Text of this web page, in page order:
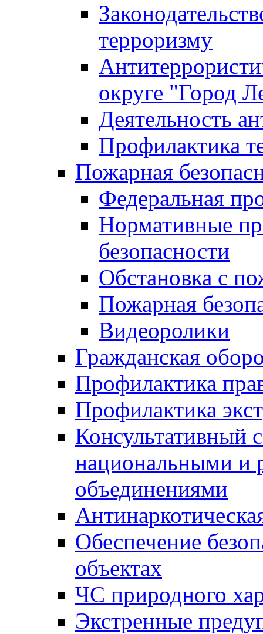
терроризму
округе "Город
Деятельность
Профилактика
Пожарная
Федеральная
Нормативные
безопасности
Обстановка с
Пожарная
Видеоролики
Гражданская
Профилактика
Профилактика
Консультативный
национальными и
объединениями
Обеспечение
объектах
ЧС природного
Экстренные